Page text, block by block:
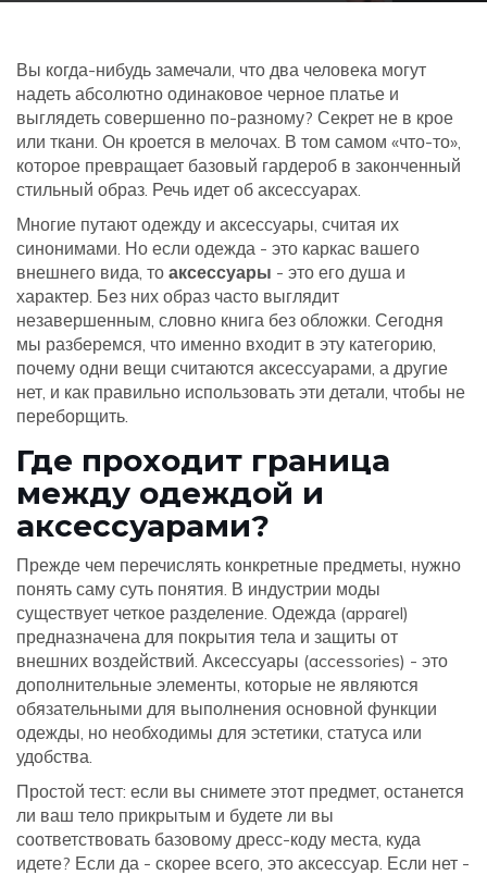
Вы когда-нибудь замечали, что два человека могут
надеть абсолютно одинаковое черное платье и
выглядеть совершенно по-разному? Секрет не в крое
или ткани. Он кроется в мелочах. В том самом «что-то»,
которое превращает базовый гардероб в законченный
стильный образ. Речь идет об аксессуарах.
Многие путают одежду и аксессуары, считая их
синонимами. Но если одежда - это каркас вашего
внешнего вида, то аксессуары - это его душа и
характер. Без них образ часто выглядит
незавершенным, словно книга без обложки. Сегодня
мы разберемся, что именно входит в эту категорию,
почему одни вещи считаются аксессуарами, а другие
нет, и как правильно использовать эти детали, чтобы не
переборщить.
Где проходит граница
между одеждой и
аксессуарами?
Прежде чем перечислять конкретные предметы, нужно
понять саму суть понятия. В индустрии моды
существует четкое разделение. Одежда (apparel)
предназначена для покрытия тела и защиты от
внешних воздействий. Аксессуары (accessories) - это
дополнительные элементы, которые не являются
обязательными для выполнения основной функции
одежды, но необходимы для эстетики, статуса или
удобства.
Простой тест: если вы снимете этот предмет, останется
ли ваш тело прикрытым и будете ли вы
соответствовать базовому дресс-коду места, куда
идете? Если да - скорее всего, это аксессуар. Если нет -